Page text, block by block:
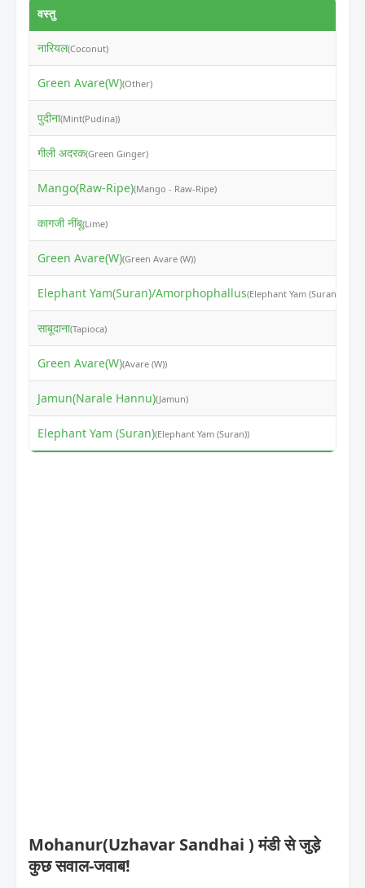
वस्तु
नारियल(Coconut)
Green Avare(W)(Other)
पुदीना(Mint(Pudina))
गीली अदरक(Green Ginger)
Mango(Raw-Ripe)(Mango - Raw-Ripe)
कागजी नींबू(Lime)
Green Avare(W)(Green Avare (W))
Elephant Yam(Suran)/Amorphophallus(Elephant Yam (Suran))
साबूदाना(Tapioca)
Green Avare(W)(Avare (W))
Jamun(Narale Hannu)(Jamun)
Elephant Yam (Suran)(Elephant Yam (Suran))
Mohanur(Uzhavar Sandhai ) मंडी से जुड़े
कुछ सवाल-जवाब!